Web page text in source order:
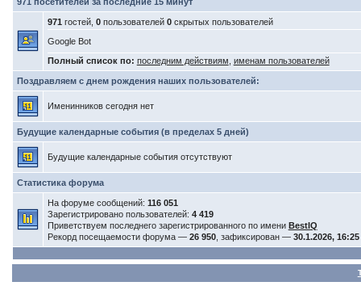
971 гостей, 0пользователей 0скрытых пользователей
Google Bot
Полный список по: последним действиям именам пользователей
Поздравляем с днем рождения наших пользователей:
Именинников сегодня нет
Будущие календарные события (в пределах 5 дней)
Будущие календарные события отсутствуют
Статистика форума
На форуме сообщений: 116 051
Зарегистрировано пользователей: 4 419
Приветствуем последнего зарегистрированного по имени BestIQ
Рекорд посещаемости форума — 26 950, зафиксирован — 30.1.2026, 16:25